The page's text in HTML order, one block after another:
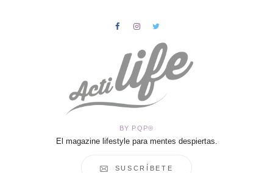
BY PQP®
El magazine lifestyle para mentes despiertas.
SUSCRÍBETE
HOME
Salud